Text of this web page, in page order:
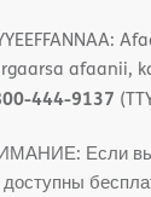
afaanii,
444-9137
Если вы